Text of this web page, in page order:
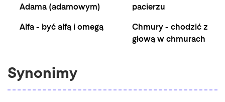
Adama (adamowym)
Alfa - być alfą i omegą
pacierzu
Chmury - chodzić z
głową w chmurach
Synonimy